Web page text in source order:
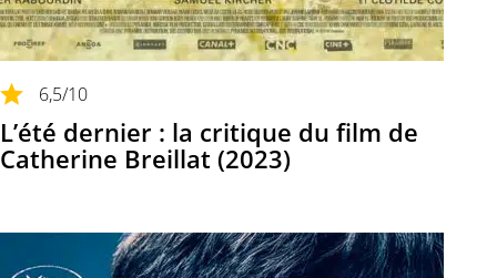
6,5/10
L’été dernier : la critique du film de
Catherine Breillat (2023)